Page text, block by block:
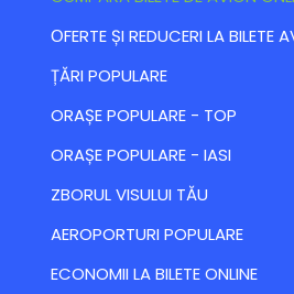
ОFERTE ȘI REDUCERI LA BILETE
ȚĂRI POPULARE
ORAȘE POPULARE - TOP
ORAȘE POPULARE - IASI
ZBORUL VISULUI TĂU
AEROPORTURI POPULARE
ECONOMII LA BILETE ONLINE